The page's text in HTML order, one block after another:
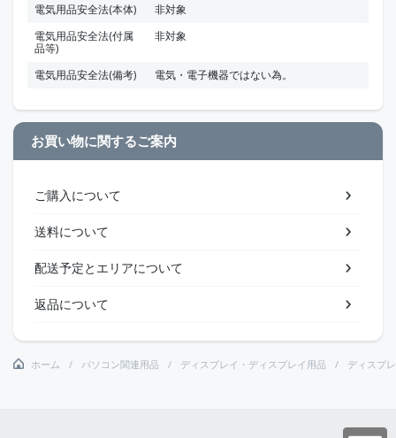
電気用品安全法(本体)
非対象
電気用品安全法(付属
品等)
非対象
電気用品安全法(備考) 電気・電子機器ではない為。
お買い物に関するご案内
ご購入について
送料について
配送予定とエリアについて
返品について
ホーム パソコン関連用品 ディスプレイ・ディスプレイ用品 ディスプ